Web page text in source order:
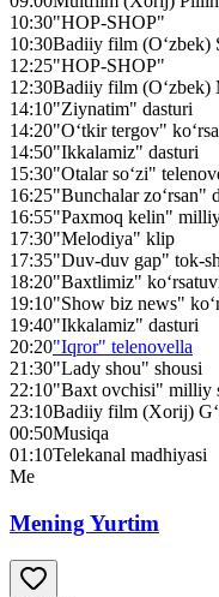
10:30"HOP-SHOP"
10:30Badiiy film (O‘zbek)
12:25"HOP-SHOP"
12:30Badiiy film (O‘zbek)
14:10"Ziynatim" dasturi
14:20"O‘tkir tergov"
14:50"Ikkalamiz" dasturi
15:30"Otalar so‘zi"
16:25"Bunchalar zo‘rsan"
16:55"Paxmoq kelin"
17:30"Melodiya" klip
17:35"Duv-duv gap" tok-
18:20"Baxtlimiz"
19:10"Show biz news"
19:40"Ikkalamiz" dasturi
20:20"Iqror" telenovella
21:30"Lady shou" shousi
22:10"Baxt ovchisi" milliy
23:10Badiiy film (Xorij)
00:50Musiqa
01:10Telekanal madhiyasi
Me
Mening Yurtim